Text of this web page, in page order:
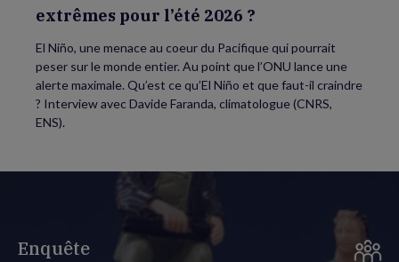
extrêmes pour l’été 2026 ?
El Niño, une menace au coeur du Pacifique qui pourrait
peser sur le monde entier. Au point que l’ONU lance une
alerte maximale. Qu’est ce qu’El Niño et que faut-il craindre
? Interview avec Davide Faranda, climatologue (CNRS,
ENS).
Enquête